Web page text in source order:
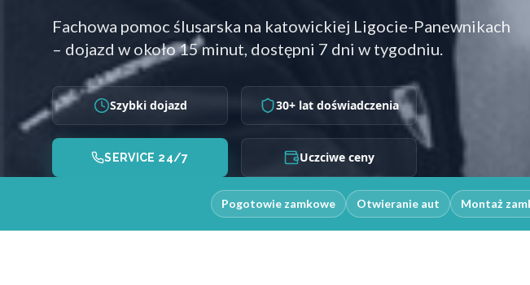
Fachowa pomoc ślusarska na katowickiej Ligocie-Panewnikach
– dojazd w około 15 minut, dostępni 7 dni w tygodniu.
Szybki dojazd 30+ lat doświadczenia
SERVICE 24/7 Uczciwe ceny
Pogotowie zamkowe Otwieranie aut Montaż